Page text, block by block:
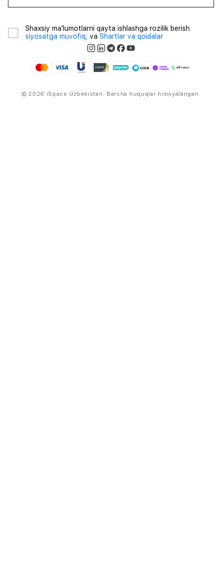
Shaxsiy ma'lumotlarni qayta ishlashga rozilik berish
siyosatga muvofiq, va Shartlar va qoidalar
© 2026 iSpace Uzbekistan. Barcha huquqlar himoyalangan.